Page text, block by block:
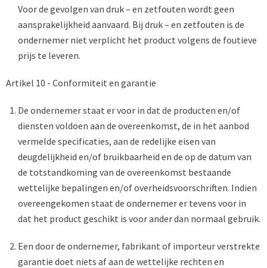
Voor de gevolgen van druk – en zetfouten wordt geen
aansprakelijkheid aanvaard. Bij druk – en zetfouten is de
ondernemer niet verplicht het product volgens de foutieve
prijs te leveren.
Artikel 10 - Conformiteit en garantie
De ondernemer staat er voor in dat de producten en/of
diensten voldoen aan de overeenkomst, de in het aanbod
vermelde specificaties, aan de redelijke eisen van
deugdelijkheid en/of bruikbaarheid en de op de datum van
de totstandkoming van de overeenkomst bestaande
wettelijke bepalingen en/of overheidsvoorschriften. Indien
overeengekomen staat de ondernemer er tevens voor in
dat het product geschikt is voor ander dan normaal gebruik.
Een door de ondernemer, fabrikant of importeur verstrekte
garantie doet niets af aan de wettelijke rechten en